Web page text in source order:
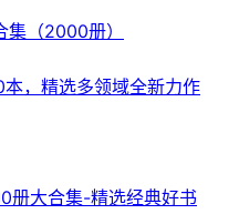
集（2000册）
，精选多领域全新力作
原版电子书合集 16700册大合集-精选经典好书